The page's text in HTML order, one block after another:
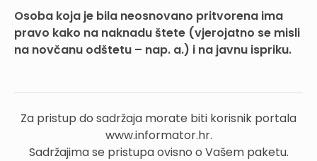
Osoba koja je bila neosnovano pritvorena ima
pravo kako na naknadu štete (vjerojatno se misli
na novčanu odštetu – nap. a.) i na javnu ispriku.
Za pristup do sadržaja morate biti korisnik portala
www.informator.hr.
Sadržajima se pristupa ovisno o Vašem paketu.